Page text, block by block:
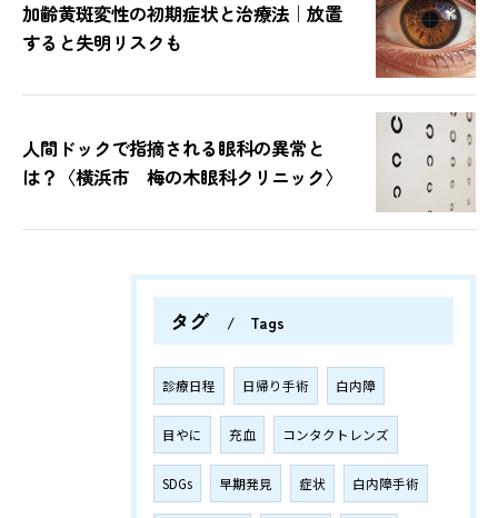
加齢黄斑変性の初期症状と治療法｜放置
すると失明リスクも
人間ドックで指摘される眼科の異常と
は？〈横浜市 梅の木眼科クリニック〉
タグ Tags
診療日程 日帰り手術 白内障
目やに 充血 コンタクトレンズ
SDGs 早期発見 症状 白内障手術